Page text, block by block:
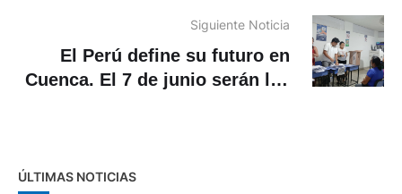
Siguiente Noticia
El Perú define su futuro en
Cuenca. El 7 de junio serán las
ÚLTIMAS NOTICIAS